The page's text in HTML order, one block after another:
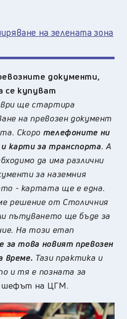
на зелената зона
документи,
купуват
ще стартира
на превозен документ
Скоро телефоните ни
карти за транспорта. А
да има различни
за наземния
- картата ще е една.
решение от Столичния
пътуването ще бъде за
На този етап
за това новият превозен
време. Тази практика и
и тя е позната за
шефът на ЦГМ.